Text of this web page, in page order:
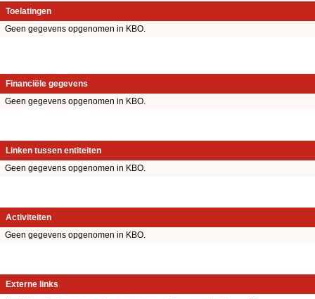
Toelatingen
Geen gegevens opgenomen in KBO.
Financiële gegevens
Geen gegevens opgenomen in KBO.
Linken tussen entiteiten
Geen gegevens opgenomen in KBO.
Activiteiten
Geen gegevens opgenomen in KBO.
Externe links